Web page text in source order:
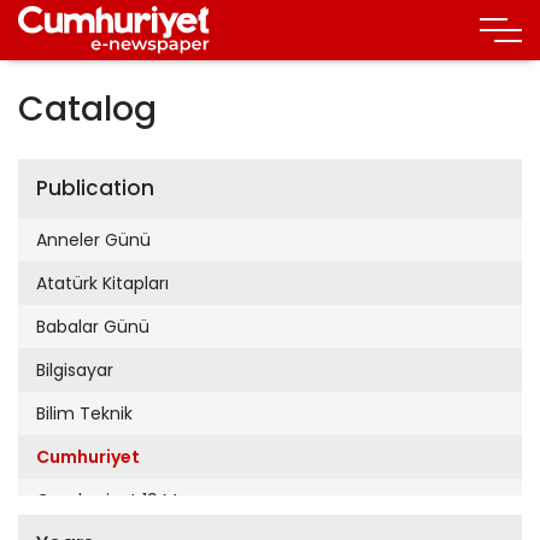
Catalog
Publication
Anneler Günü
Atatürk Kitapları
Babalar Günü
Bilgisayar
Bilim Teknik
Cumhuriyet
Cumhuriyet 19 Mayıs